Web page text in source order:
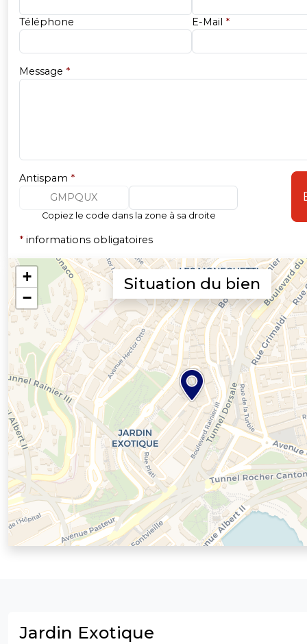
Téléphone E-Mail *
Message *
Antispam *
GMPQUX
Copiez le code dans la zone à sa droite
* informations obligatoires
Situation du bien
Jardin Exotique